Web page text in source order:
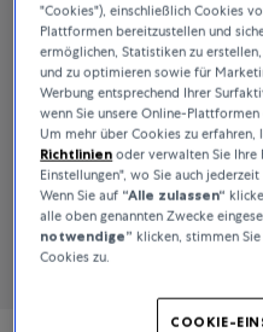
"Cookies"), einschließlich Cookies
Plattformen bereitzustellen und
ermöglichen, Statistiken zu
und zu optimieren sowie für
Werbung entsprechend Ihrer
wenn Sie unsere Online-
Um mehr über Cookies zu erfahren,
Richtlinien oder verwalten Sie Ihre
Einstellungen", wo Sie auch
Wenn Sie auf “Alle zulassen“
alle oben genannten Zwecke
notwendige” klicken, stimmen
Cookies zu.
COOKIE-